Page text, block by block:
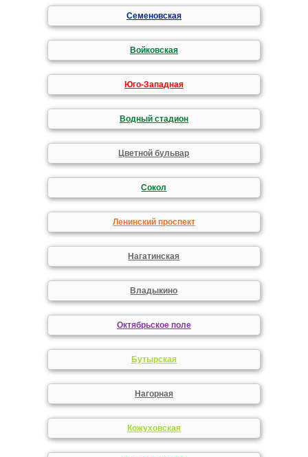
Семеновская
Войковская
Юго-Западная
Водный стадион
Цветной бульвар
Сокол
Ленинский проспект
Нагатинская
Владыкино
Октябрьское поле
Бутырская
Нагорная
Кожуховская